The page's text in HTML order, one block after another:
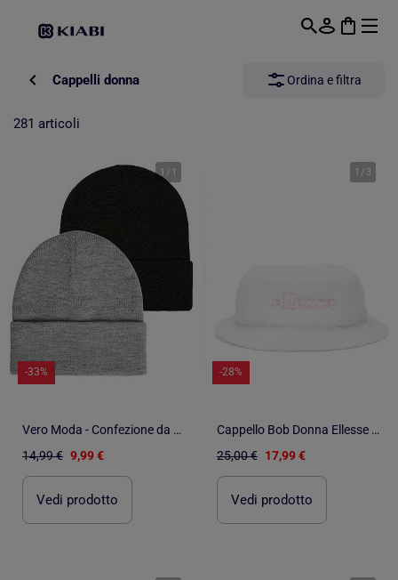
Cappelli donna Ordina e filtra
281 articoli
1 / 1
-33%
Vero Moda - Confezione da 2 Cappelli Donna
14,99 € 9,99 €
Vedi prodotto
1 / 3
-28%
Cappello Bob Donna Ellesse in Sherpa
25,00 € 17,99 €
Vedi prodotto